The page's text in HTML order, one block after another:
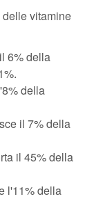
vitamine
6% della
della
il 7% della
il 45% della
l'11% della